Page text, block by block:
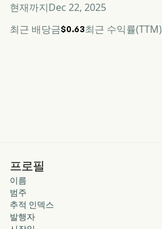
현재까지Dec 22, 2025
최근 배당금$0.63최근 수익률(TTM)
프로필
이름
범주
추적 인덱스
발행자